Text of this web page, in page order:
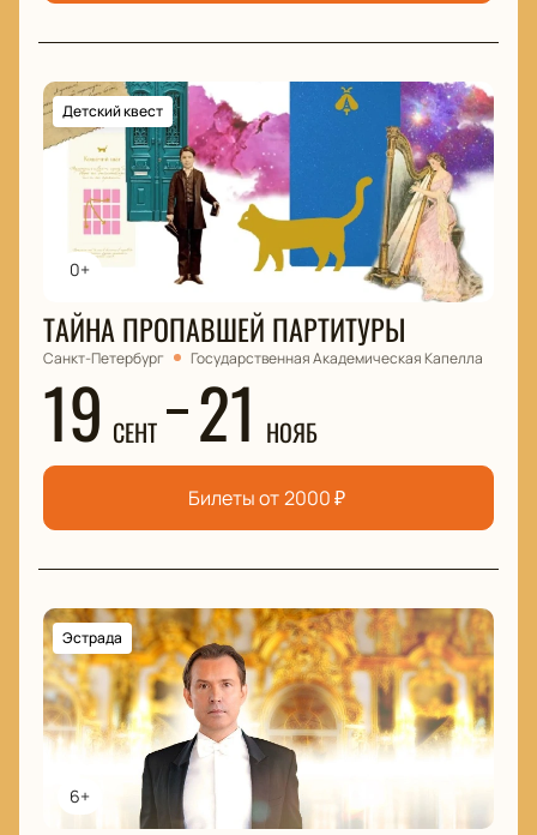
0+
Детский квест
ТАЙНА ПРОПАВШЕЙ ПАРТИТУРЫ
Санкт-Петербург Государственная Академическая Капелла
19 СЕНТ 21 НОЯБ
Билеты от 2000₽
6+
Эстрада